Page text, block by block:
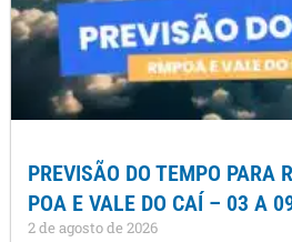
PREVISÃO DO TEMPO PARA
POA E VALE DO CAÍ – 03 A
2 de agosto de 2026